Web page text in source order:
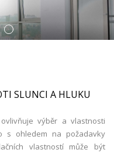
SLUNCI A HLUKU
výběr a vlastnosti
s ohledem na požadavky
vlastností může být